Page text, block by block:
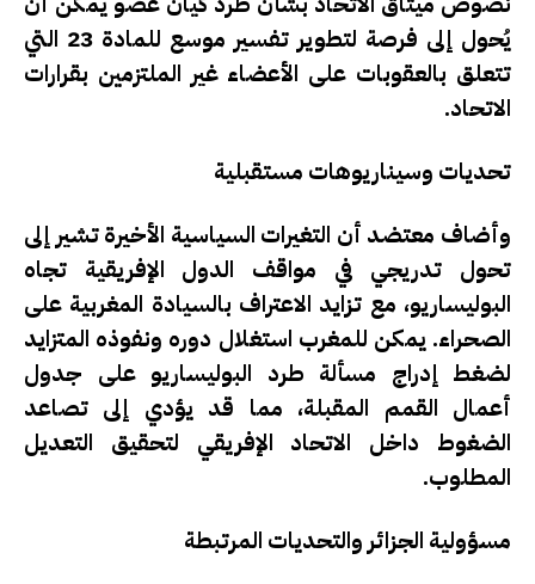
يُحول إلى فرصة لتطوير تفسير موسع للمادة 23 التي
تتعلق بالعقوبات على الأعضاء غير الملتزمين بقرارات
الاتحاد.
تحديات وسيناريوهات مستقبلية
وأضاف معتضد أن التغيرات السياسية الأخيرة تشير إلى
تحول تدريجي في مواقف الدول الإفريقية تجاه
البوليساريو، مع تزايد الاعتراف بالسيادة المغربية على
الصحراء. يمكن للمغرب استغلال دوره ونفوذه المتزايد
لضغط إدراج مسألة طرد البوليساريو على جدول
أعمال القمم المقبلة، مما قد يؤدي إلى تصاعد
الضغوط داخل الاتحاد الإفريقي لتحقيق التعديل
المطلوب.
مسؤولية الجزائر والتحديات المرتبطة